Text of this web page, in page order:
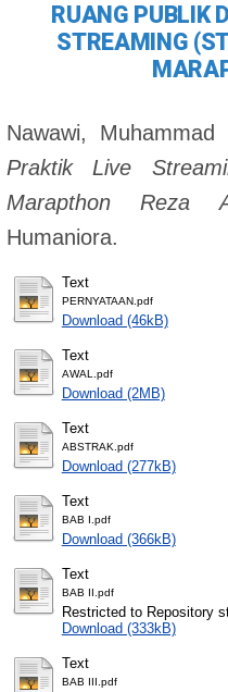
RUANG PUBLIK
STREAMING
Nawawi, Muhammad
Praktik Live
Marapthon Reza
Humaniora.
Text
PERNYATAAN.pdf
Download (46kB)
Text
AWAL.pdf
Download (2MB)
Text
ABSTRAK.pdf
Download (277kB)
Text
BAB I.pdf
Download (366kB)
Text
BAB II.pdf
Restricted to Repository
Download (333kB)
Text
BAB III.pdf